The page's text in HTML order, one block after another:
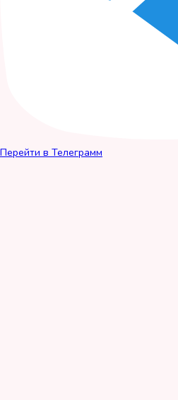
Перейти в Телеграмм